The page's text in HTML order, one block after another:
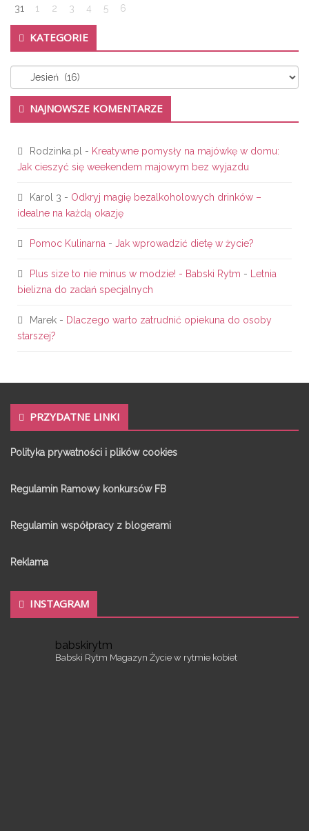
31
1 2 3 4 5 6
KATEGORIE
Kategorie
NAJNOWSZE KOMENTARZE
Rodzinka.pl - Kreatywne pomysły na majówkę w domu:
Jak cieszyć się weekendem majowym bez wyjazdu
Karol 3 - Odkryj magię bezalkoholowych drinków –
idealne na każdą okazję
Pomoc Kulinarna - Jak wprowadzić dietę w życie?
Plus size to nie minus w modzie! - Babski Rytm -
Letnia
bielizna do zadań specjalnych
Marek - Dlaczego warto zatrudnić opiekuna do osoby
starszej?
PRZYDATNE LINKI
Polityka prywatności i plików cookies
Regulamin Ramowy konkursów FB
Regulamin współpracy z blogerami
Reklama
INSTAGRAM
babskirytm
Babski Rytm Magazyn Życie w rytmie kobiet